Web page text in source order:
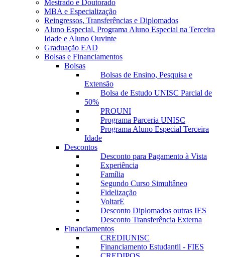
Mestrado e Doutorado
MBA e Especialização
Reingressos, Transferências e Diplomados
Aluno Especial, Programa Aluno Especial na Terceira
Idade e Aluno Ouvinte
Graduação EAD
Bolsas e Financiamentos
Bolsas
Bolsas de Ensino, Pesquisa e
Extensão
Bolsa de Estudo UNISC Parcial de
50%
PROUNI
Programa Parceria UNISC
Programa Aluno Especial Terceira
Idade
Descontos
Desconto para Pagamento à Vista
Experiência
Família
Segundo Curso Simultâneo
Fidelização
VoltarE
Desconto Diplomados outras IES
Desconto Transferência Externa
Financiamentos
CREDIUNISC
Financiamento Estudantil - FIES